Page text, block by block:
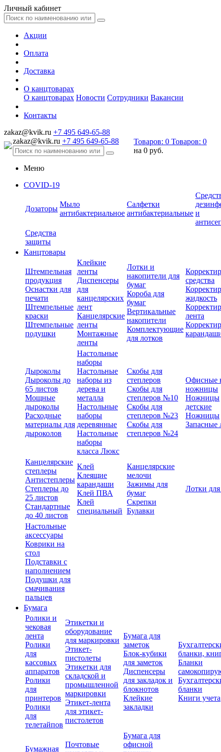
Личный кабинет
Акции
Оплата
Доставка
О канцтоварах
О канцтоварах Новости Сотрудники Вакансии
Контакты
zakaz@kvik.ru +7 495 649-65-88
zakaz@kvik.ru +7 495 649-65-88 Товаров: 0 Товаров: 0
на 0 руб.
Меню
COVID-19
Дозаторы
Мыло
антибактериальное
Салфетки
антибактериальные и
Средства
защиты
Канцтовары
Штемпельная
продукция
Оснастки для
печати
Штемпельные
краски
Штемпельные
подушки
Клейкие
ленты
Диспенсеры
для
канцелярских
лент
Канцелярские
ленты
Монтажные
ленты
Лотки и
накопители для
бумаг
Короба для
бумаг
Вертикальные
накопители
Комплектующие
для лотков
средства
жидкость
лента
Дыроколы
Дыроколы до
65 листов
Мощные
дыроколы
Расходные
материалы для
дыроколов
Настольные
наборы
Настольные
наборы из
дерева и
металла
Настольные
наборы
деревянные
Настольные
наборы
класса Люкс
Скобы для
степлеров
Скобы для
степлеров №10
Скобы для
степлеров №23
Скобы для
степлеров №24
Офисные
ножницы
Ножницы
детские
Ножницы
Запасные
Канцелярские
степлеры
Антистеплеры
Степлеры до
25 листов
Стандартные
до 40 листов
Клей
Клеящие
карандаши
Клей ПВА
Клей
специальный
Канцелярские
мелочи
Зажимы для
бумаг
Скрепки
Булавки
Лотки
Настольные
аксессуары
Коврики на
стол
Подставки с
наполнением
Подушки для
смачивания
пальцев
Бумага
Ролики и
чековая
лента
Ролики
для
кассовых
аппаратов
Ролики
для
принтеров
Ролики
для
телетайпов
Этикетки и
оборудование
для маркировки
Этикет-
пистолеты
Этикетки для
складской и
промышленной
маркировки
Этикет-лента
для этикет-
пистолетов
Бумага для
заметок
Блок-кубики
для заметок
Диспенсеры
для закладок и
блокнотов
Клейкие
закладки
бланки,
Бланки
бланки
Книги учета
Бумажная
Почтовые
Бумага для
офисной